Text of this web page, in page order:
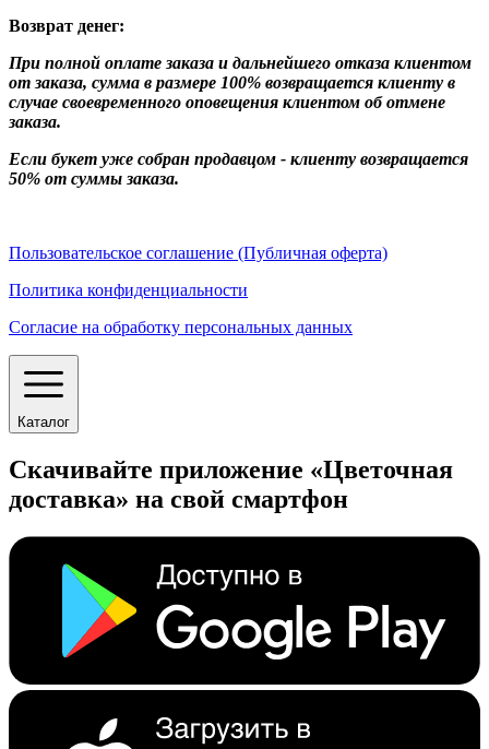
Возврат денег:
При полной оплате заказа и дальнейшего отказа клиентом
от заказа, сумма в размере 100% возвращается клиенту в
случае своевременного оповещения клиентом об отмене
заказа.
Если букет уже собран продавцом - клиенту возвращается
50% от суммы заказа.
Пользовательское соглашение (Публичная оферта)
Политика конфиденциальности
Согласие на обработку персональных данных
Каталог
Скачивайте приложение «Цветочная
доставка» на свой смартфон